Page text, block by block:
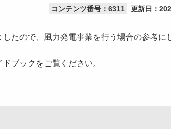
コンテンツ番号：6311 更新日：
たので、風力発電事業を行う場合の参考に
ブックをご覧ください。